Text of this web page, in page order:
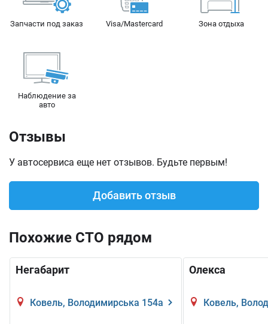
Запчасти под заказ Visa/Mastercard Зона отдыха
Наблюдение за
авто
Отзывы
У автосервиса еще нет отзывов. Будьте первым!
Добавить отзыв
Похожие СТО рядом
Негабарит
Ковель, Володимирська 154а
Олекса
Ковель,